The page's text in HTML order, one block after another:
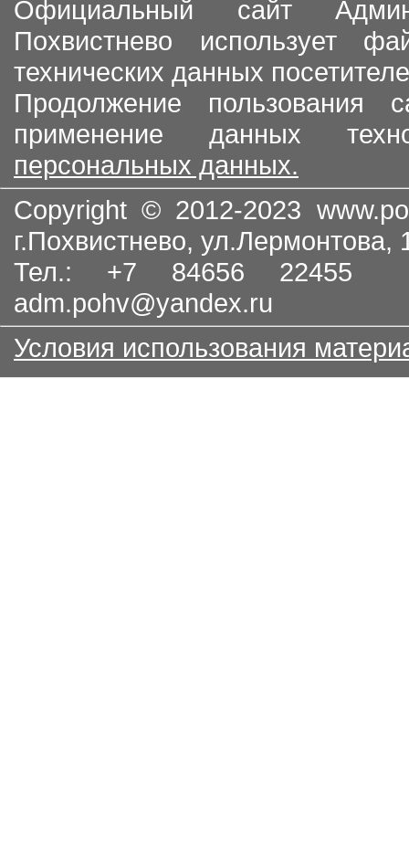
Официальный сайт
Похвистнево использует
технических данных
Продолжение пользования
применение данных
персональных данных.
Copyright © 2012-2023
г.Похвистнево, ул.Лермонтова,
Тел.: +7 84656
adm.pohv@yandex.ru
Условия использования